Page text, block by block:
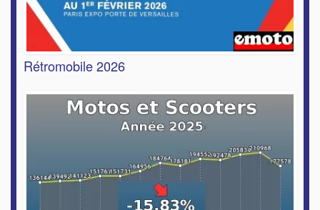
Rétromobile 2026